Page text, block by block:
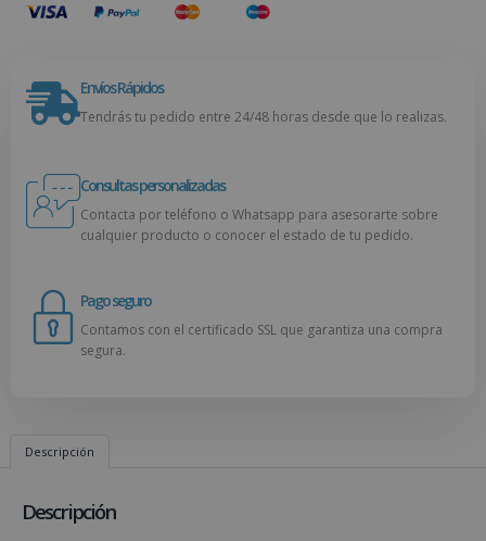
Envíos Rápidos
Tendrás tu pedido entre 24/48 horas desde que lo realizas.
Consultas personalizadas
Contacta por teléfono o Whatsapp para asesorarte sobre
cualquier producto o conocer el estado de tu pedido.
Pago seguro
Contamos con el certificado SSL que garantiza una compra
segura.
Descripción
Descripción